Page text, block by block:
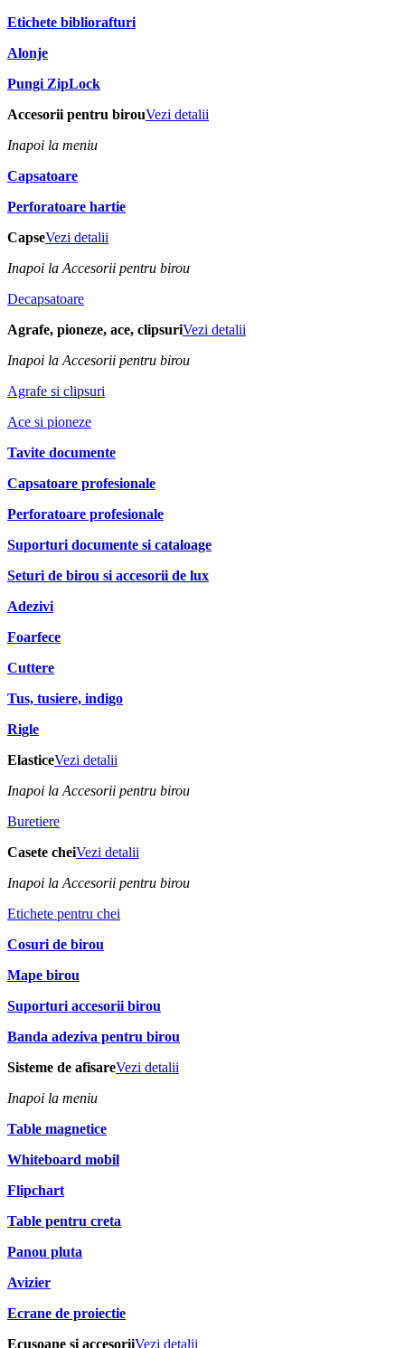
Etichete bibliorafturi
Alonje
Pungi ZipLock
Accesorii pentru birouVezi detalii
Inapoi la meniu
Capsatoare
Perforatoare hartie
CapseVezi detalii
Inapoi la Accesorii pentru birou
Decapsatoare
Agrafe, pioneze, ace, clipsuriVezi detalii
Inapoi la Accesorii pentru birou
Agrafe si clipsuri
Ace si pioneze
Tavite documente
Capsatoare profesionale
Perforatoare profesionale
Suporturi documente si cataloage
Seturi de birou si accesorii de lux
Adezivi
Foarfece
Cuttere
Tus, tusiere, indigo
Rigle
ElasticeVezi detalii
Inapoi la Accesorii pentru birou
Buretiere
Casete cheiVezi detalii
Inapoi la Accesorii pentru birou
Etichete pentru chei
Cosuri de birou
Mape birou
Suporturi accesorii birou
Banda adeziva pentru birou
Sisteme de afisareVezi detalii
Inapoi la meniu
Table magnetice
Whiteboard mobil
Flipchart
Table pentru creta
Panou pluta
Avizier
Ecrane de proiectie
Ecusoane si accesoriiVezi detalii